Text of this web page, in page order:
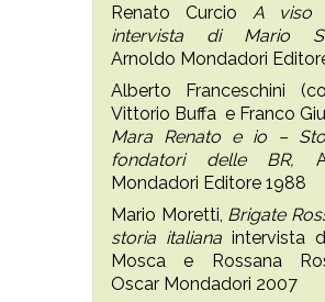
Renato Curcio A viso
intervista di Mario
Arnoldo Mondadori
Alberto Franceschini
Vittorio Buffa e Franco
Mara Renato e io –
fondatori delle BR,
Mondadori Editore 1988
Mario Moretti, Brigate
storia italiana intervista
Mosca e Rossana
Oscar Mondadori 2007